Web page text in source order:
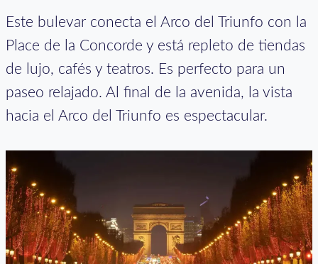
Este bulevar conecta el Arco del Triunfo con la
Place de la Concorde y está repleto de tiendas
de lujo, cafés y teatros. Es perfecto para un
paseo relajado. Al final de la avenida, la vista
hacia el Arco del Triunfo es espectacular.